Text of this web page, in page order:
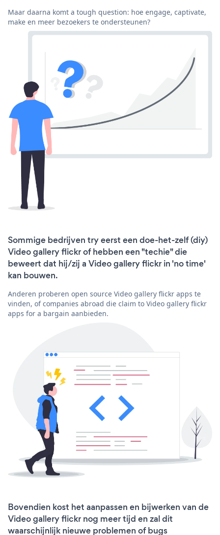
Maar daarna komt a tough question: hoe engage, captivate,
make en meer bezoekers te ondersteunen?
Sommige bedrijven try eerst een doe-het-zelf (diy)
Video gallery flickr of hebben een "techie" die
beweert dat hij/zij a Video gallery flickr in 'no time'
kan bouwen.
Anderen proberen open source Video gallery flickr apps te
vinden, of companies abroad die claim to Video gallery flickr
apps for a bargain aanbieden.
Bovendien kost het aanpassen en bijwerken van de
Video gallery flickr nog meer tijd en zal dit
waarschijnlijk nieuwe problemen of bugs